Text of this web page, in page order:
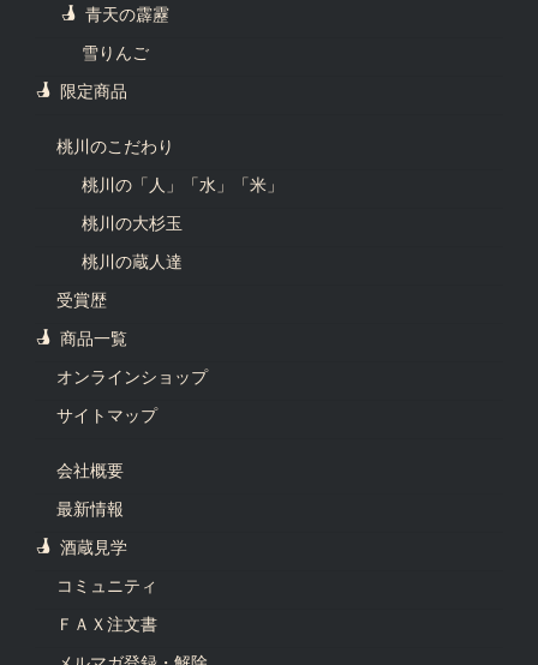
青天の霹靂
雪りんご
限定商品
桃川のこだわり
桃川の「人」「水」「米」
桃川の大杉玉
桃川の蔵人達
受賞歴
商品一覧
オンラインショップ
サイトマップ
会社概要
最新情報
酒蔵見学
コミュニティ
ＦＡＸ注文書